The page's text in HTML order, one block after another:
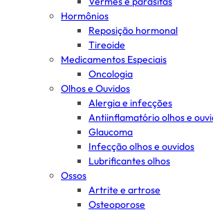
Hormônios
Reposição hormonal
Tireoide
Medicamentos Especiais
Oncologia
Olhos e Ouvidos
Alergia e infecções
Antiinflamatório olhos e
Glaucoma
Infecção olhos e ouvidos
Lubrificantes olhos
Ossos
Artrite e artrose
Osteoporose